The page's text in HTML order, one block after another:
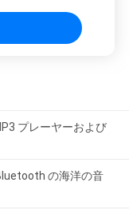
プレーヤーおよび
の海洋の音